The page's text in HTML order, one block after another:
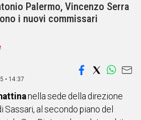
Palermo, Vincenzo Serra
i nuovi commissari
• 14:37
nella sede della direzione
Sassari, al secondo piano del